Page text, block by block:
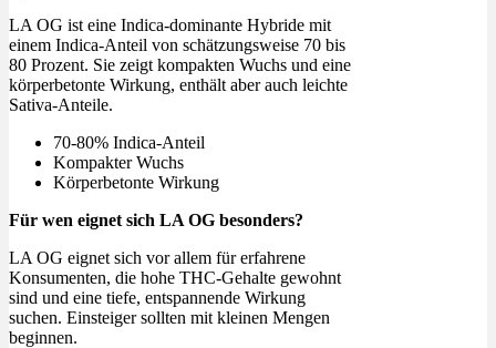
LA OG ist eine Indica-dominante Hybride mit
einem Indica-Anteil von schätzungsweise 70 bis
80 Prozent. Sie zeigt kompakten Wuchs und eine
körperbetonte Wirkung, enthält aber auch leichte
Sativa-Anteile.
70-80% Indica-Anteil
Kompakter Wuchs
Körperbetonte Wirkung
Für wen eignet sich LA OG besonders?
LA OG eignet sich vor allem für erfahrene
Konsumenten, die hohe THC-Gehalte gewohnt
sind und eine tiefe, entspannende Wirkung
suchen. Einsteiger sollten mit kleinen Mengen
beginnen.